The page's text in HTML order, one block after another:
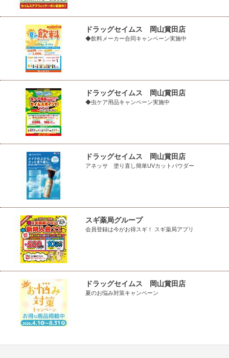
ドラッグセイムス 岡山賞田店
◆飲料メーカー合同キャンペーン実施中
ドラッグセイムス 岡山賞田店
◆虫ケア用品キャンペーン実施中
ドラッグセイムス 岡山賞田店
アネッサ 塗り直し簡単UVカットパウダー
スギ薬局グループ
会員登録は今がお得スギ！ スギ薬局アプリ
ドラッグセイムス 岡山賞田店
夏のお悩み対策キャンペーン